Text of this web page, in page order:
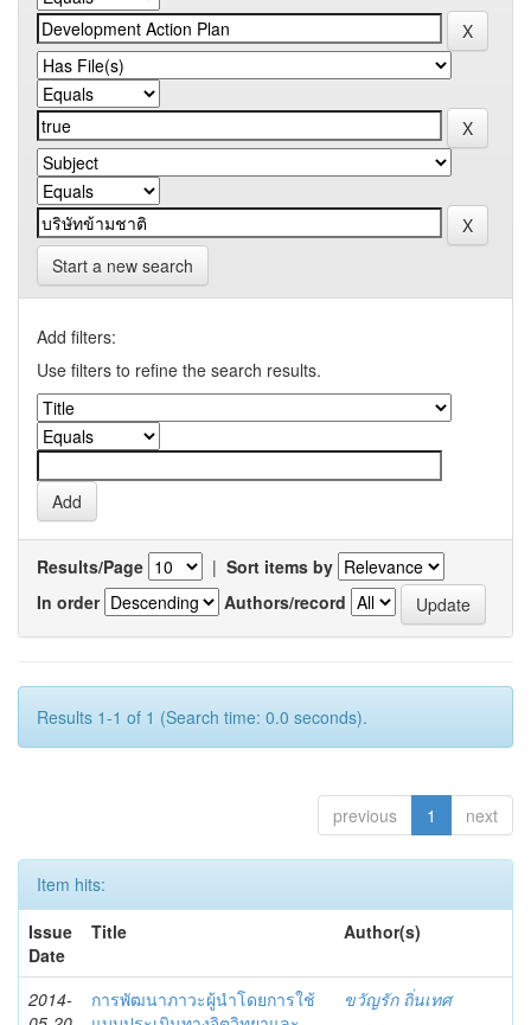
Start a new search
Add filters:
Use filters to refine the search results.
Results/Page | Sort items by
In order
Authors/record
Results 1-1 of 1 (Search time: 0.0 seconds).
previous 1 next
Item hits:
Issue
Date
Title Author(s)
2014-
การพัฒนาภาวะผู้นำโดยการใช้
ขวัญรัก ถิ่นเทศ